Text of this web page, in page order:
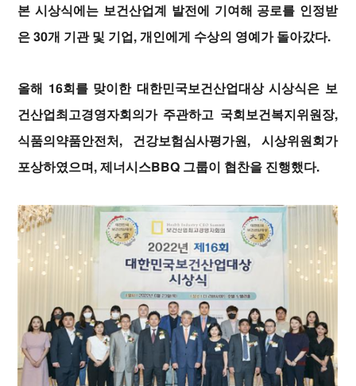
본 시상식에는 보건산업계 발전에 기여해 공로를 인정받
은 30개 기관 및 기업, 개인에게 수상의 영예가 돌아갔다.
올해 16회를 맞이한 대한민국보건산업대상 시상식은 보
건산업최고경영자회의가 주관하고 국회보건복지위원장,
식품의약품안전처, 건강보험심사평가원, 시상위원회가
포상하였으며, 제너시스BBQ 그룹이 협찬을 진행했다.